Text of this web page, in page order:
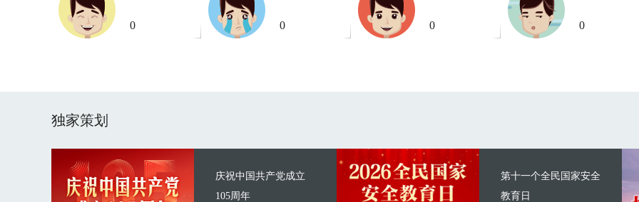
0 0 0 0
独家策划
庆祝中国共产党成立
105周年
第十一个全民国家安全
教育日